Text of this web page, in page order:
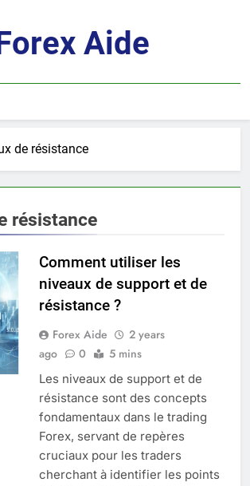
Aide
de résistance
résistance
Comment utiliser les
niveaux de support et de
résistance ?
Forex Aide
2 years
ago
0 5 mins
Les niveaux de support et de
résistance sont des concepts
fondamentaux dans le trading
Forex, servant de repères
cruciaux pour les traders
cherchant à identifier les points